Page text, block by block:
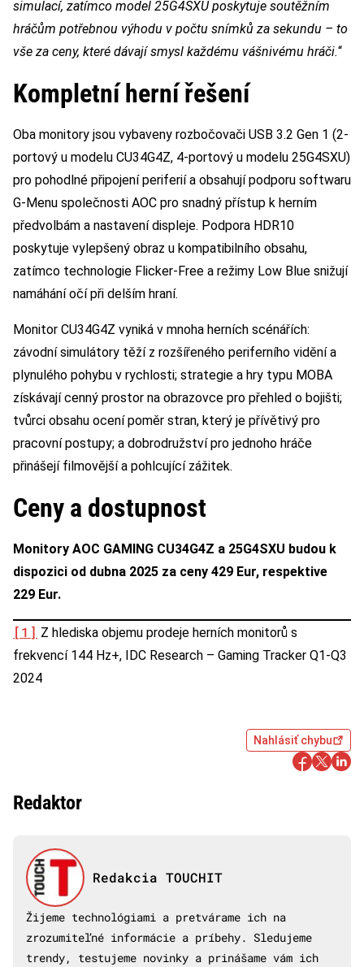
simulací, zatímco model 25G4SXU poskytuje soutěžním
hráčům potřebnou výhodu v počtu snímků za sekundu – to
vše za ceny, které dávají smysl každému vášnivému hráči.“
Kompletní herní řešení
Oba monitory jsou vybaveny rozbočovači USB 3.2 Gen 1 (2-
portový u modelu CU34G4Z, 4-portový u modelu 25G4SXU)
pro pohodlné připojení periferií a obsahují podporu softwaru
G-Menu společnosti AOC pro snadný přístup k herním
předvolbám a nastavení displeje. Podpora HDR10
poskytuje vylepšený obraz u kompatibilního obsahu,
zatímco technologie Flicker-Free a režimy Low Blue snižují
namáhání očí při delším hraní.
Monitor CU34G4Z vyniká v mnoha herních scénářích:
závodní simulátory těží z rozšířeného periferního vidění a
plynulého pohybu v rychlosti; strategie a hry typu MOBA
získávají cenný prostor na obrazovce pro přehled o bojišti;
tvůrci obsahu ocení poměr stran, který je přívětivý pro
pracovní postupy; a dobrodružství pro jednoho hráče
přinášejí filmovější a pohlcující zážitek.
Ceny a dostupnost
Monitory AOC GAMING CU34G4Z a 25G4SXU budou k
dispozici od dubna 2025 za ceny 429 Eur, respektive
229 Eur.
[1] Z hlediska objemu prodeje herních monitorů s
frekvencí 144 Hz+, IDC Research – Gaming Tracker Q1-Q3
2024
Nahlásiť chybu
Redaktor
Redakcia TOUCHIT
Žijeme technológiami a pretvárame ich na
zrozumiteľné informácie a príbehy. Sledujeme
trendy, testujeme novinky a prinášame vám ich